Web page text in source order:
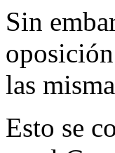
Sin
las
Esto se